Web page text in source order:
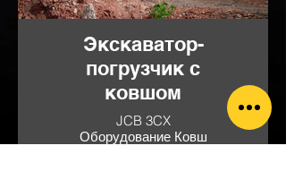
Экскаватор-
погрузчик с
ковшом
JCB 3CX
Оборудование Ковш